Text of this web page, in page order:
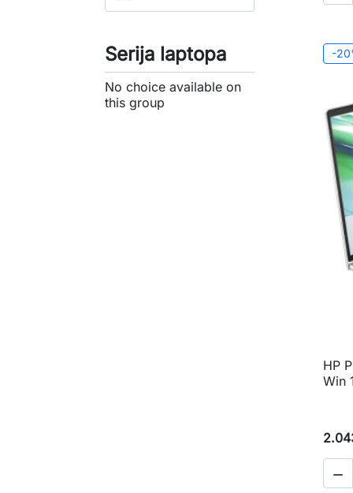
Serija laptopa
No choice available on
this group
-
HP
Win
